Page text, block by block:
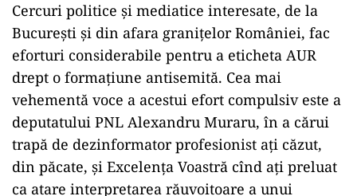
Cercuri politice și mediatice interesate, de la
București și din afara granițelor României, fac
eforturi considerabile pentru a eticheta AUR
drept o formațiune antisemită. Cea mai
vehementă voce a acestui efort compulsiv este a
deputatului PNL Alexandru Muraru, în a cărui
trapă de dezinformator profesionist ați căzut,
din păcate, și Excelența Voastră cînd ați preluat
ca atare interpretarea răuvoitoare a unui